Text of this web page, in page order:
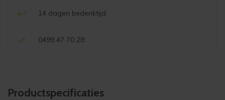
14 dagen bedenktijd
0499 47 70 28
Product­specificaties